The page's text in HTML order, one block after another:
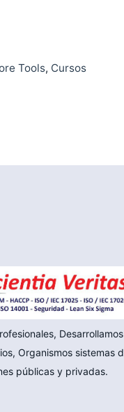
Tools, Cursos
Desarrollamos
Organismos sistemas
públicas y privadas.